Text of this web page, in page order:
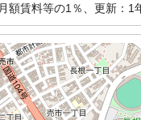
賃料等の1％、更新：1